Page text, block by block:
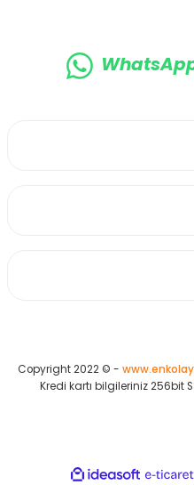
Copyright 2022 © -
Kredi kartı bilgileriniz 256bit
ideasoft